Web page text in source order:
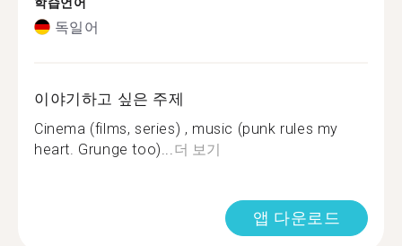
학습언어
독일어
이야기하고 싶은 주제
Cinema (films, series) , music (punk rules my
heart. Grunge too)... 더 보기
앱 다운로드